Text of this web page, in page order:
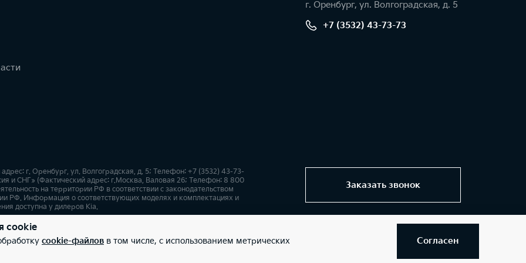
г. Оренбург, ул. Волгоградская, д. 5
+7 (3532) 43-73-73
Заказать звонок
г. Оренбург, ул. Волгоградская, д. 5; Телефон: +7 (3532) 43-73-
СНГ» (Фактический адрес: г.Москва, Валовая 26; Телефон: 8 800
на территории РФ в соответствии с законодательством
РФ. Информация о соответствующих моделях и комплектациях и
доступна у дилеров Kia.
Карта сайта
cookie
cookie-файлов в том числе, с использованием метрических
Согласен